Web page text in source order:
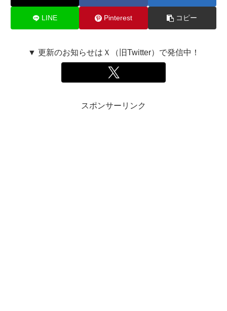
LINE Pinterest コピー
▼ 更新のお知らせはＸ（旧Twitter）で発信中！
スポンサーリンク